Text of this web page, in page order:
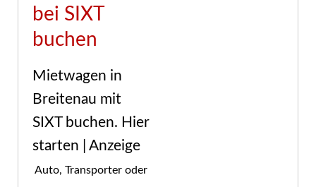
bei SIXT
buchen
Mietwagen in
Breitenau mit
SIXT buchen. Hier
starten | Anzeige
Auto, Transporter oder